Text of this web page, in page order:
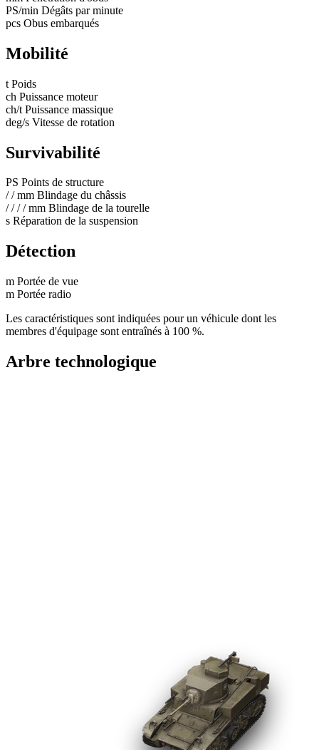
PS/min Dégâts par minute
pcs Obus embarqués
Mobilité
t Poids
ch Puissance moteur
ch/t Puissance massique
deg/s Vitesse de rotation
Survivabilité
PS Points de structure
//mm Blindage du châssis
////mm Blindage de la tourelle
s Réparation de la suspension
Détection
m Portée de vue
m Portée radio
Les caractéristiques sont indiquées pour un véhicule dont les
membres d'équipage sont entraînés à 100 %.
Arbre technologique